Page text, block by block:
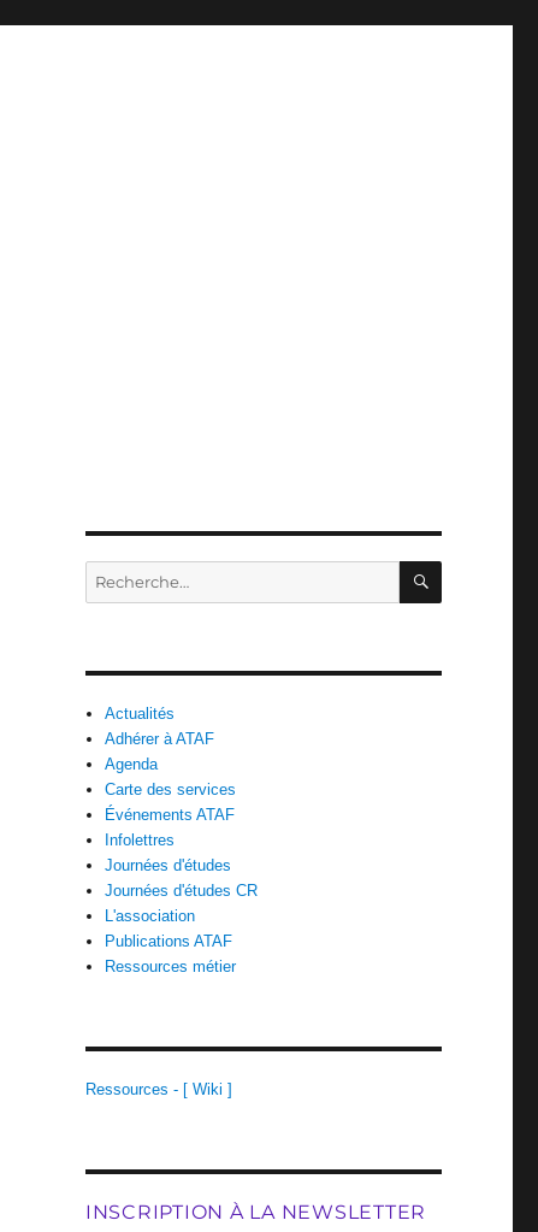
Recherche
pour :
Actualités
Adhérer à ATAF
Agenda
Carte des services
Événements ATAF
Infolettres
Journées d'études
Journées d'études CR
L'association
Publications ATAF
Ressources métier
Ressources - [ Wiki ]
INSCRIPTION À LA NEWSLETTER